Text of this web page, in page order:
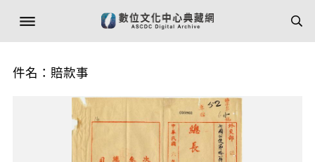
件名：賠款事